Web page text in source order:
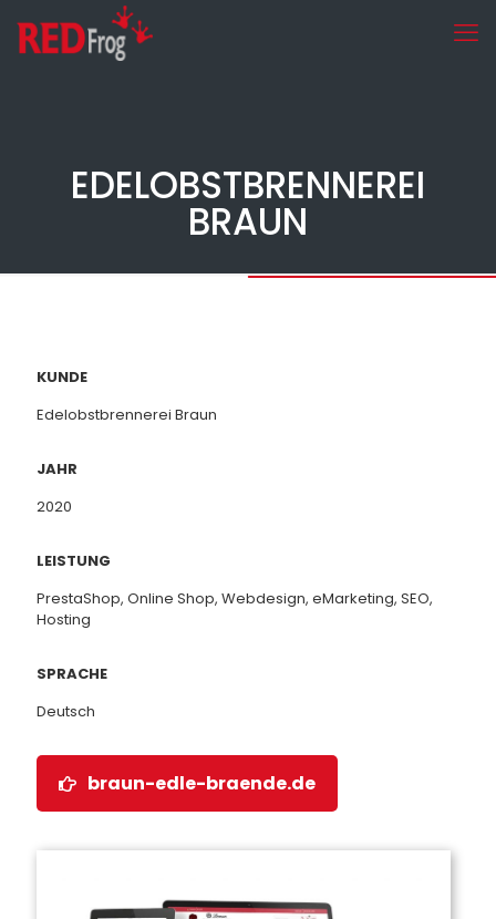
EDELOBSTBRENNEREI
BRAUN
KUNDE
Edelobstbrennerei Braun
JAHR
2020
LEISTUNG
PrestaShop, Online Shop, Webdesign, eMarketing, SEO,
Hosting
SPRACHE
Deutsch
braun-edle-braende.de